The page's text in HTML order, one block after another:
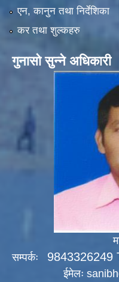
एन, कानुन तथा निर्देशिका
कर तथा शुल्कहरु
गुनासो सुन्ने अधिकारी
सम्पर्कः 9843326249
ईमेलः